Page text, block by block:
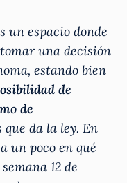
un espacio donde
una decisión
estando bien
de
de
que da la ley. En
un poco en qué
12 de